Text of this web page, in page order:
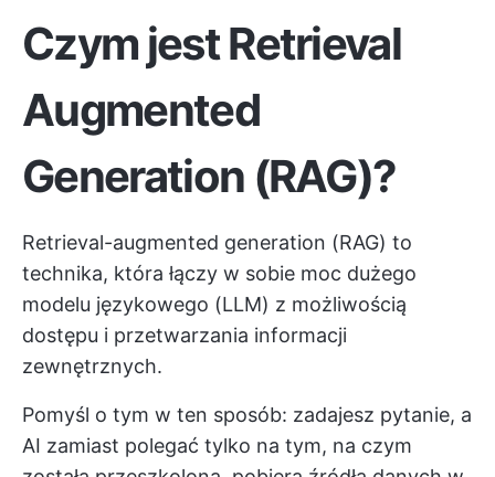
Czym jest Retrieval
Augmented
Generation (RAG)?
Retrieval-augmented generation (RAG) to
technika, która łączy w sobie moc dużego
modelu językowego (LLM) z możliwością
dostępu i przetwarzania informacji
zewnętrznych.
Pomyśl o tym w ten sposób: zadajesz pytanie, a
AI zamiast polegać tylko na tym, na czym